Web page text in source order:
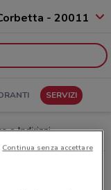
- 20011
SERVIZI
e Indirizzi
In
Continua senza accettare